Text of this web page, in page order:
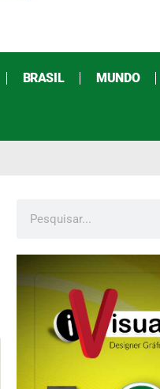
BRASIL MUNDO